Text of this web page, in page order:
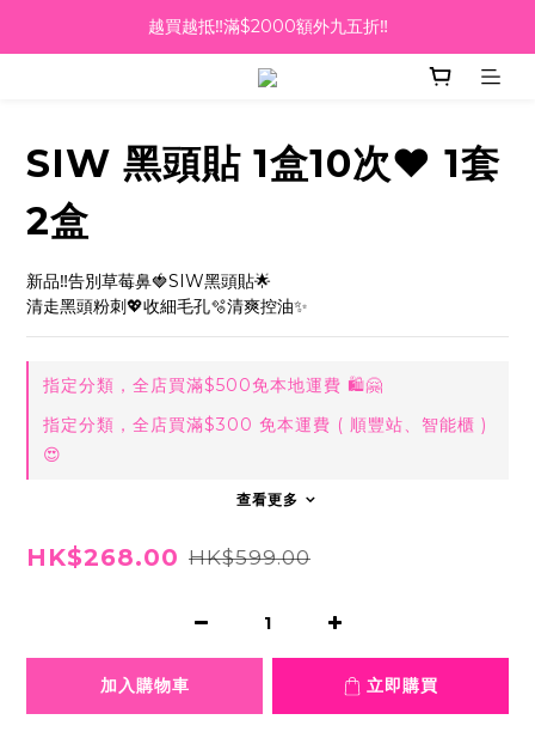
越買越抵‼️滿$2000額外九五折‼️
☀️【Summer Sales 盛夏狂歡】滿 $700 即減 $40！🔥
滿千即送你免費美容療程🎁
SIW 黑頭貼 1盒10次❤️ 1套
2盒
新品‼️告別草莓鼻🍓SIW黑頭貼🌟
清走黑頭粉刺💖收細毛孔🫧清爽控油✨
指定分類，全店買滿$500免本地運費 🛍🤗
指定分類，全店買滿$300 免本運費 ( 順豐站、智能櫃 )
😍
查看更多
HK$268.00 HK$599.00
加入購物車 立即購買